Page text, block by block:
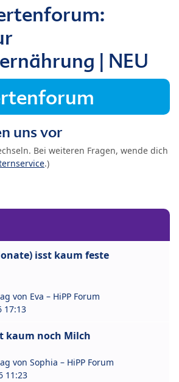
| NEU
uns vor
Bei weiteren Fragen, wende dich
.)
isst kaum feste
von Eva – HiPP Forum
17:13
kaum noch Milch
von Sophia – HiPP Forum
11:23